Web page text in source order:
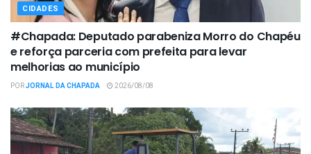
CIDADES
#Chapada: Deputado parabeniza Morro do Chapéu
e reforça parceria com prefeita para levar
melhorias ao município
PORJORNAL DA CHAPADA 2026/08/08